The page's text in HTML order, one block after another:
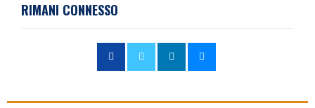
RIMANI CONNESSO